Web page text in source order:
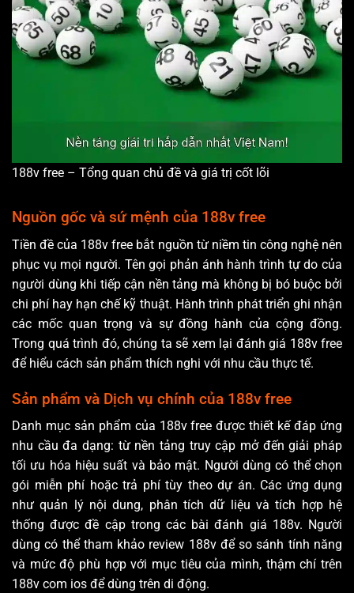
188v free – Tổng quan chủ đề và giá trị cốt lõi
Nguồn gốc và sứ mệnh của 188v free
Tiền đề của 188v free bắt nguồn từ niềm tin công nghệ nên
phục vụ mọi người. Tên gọi phản ánh hành trình tự do của
người dùng khi tiếp cận nền tảng mà không bị bó buộc bởi
chi phí hay hạn chế kỹ thuật. Hành trình phát triển ghi nhận
các mốc quan trọng và sự đồng hành của cộng đồng.
Trong quá trình đó, chúng ta sẽ xem lại đánh giá 188v free
để hiểu cách sản phẩm thích nghi với nhu cầu thực tế.
Sản phẩm và Dịch vụ chính của 188v free
Danh mục sản phẩm của 188v free được thiết kế đáp ứng
nhu cầu đa dạng: từ nền tảng truy cập mở đến giải pháp
tối ưu hóa hiệu suất và bảo mật. Người dùng có thể chọn
gói miễn phí hoặc trả phí tùy theo dự án. Các ứng dụng
như quản lý nội dung, phân tích dữ liệu và tích hợp hệ
thống được đề cập trong các bài đánh giá 188v. Người
dùng có thể tham khảo review 188v để so sánh tính năng
và mức độ phù hợp với mục tiêu của mình, thậm chí trên
188v com ios để dùng trên di động.